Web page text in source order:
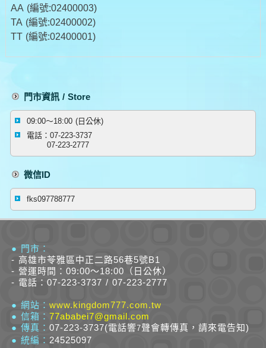
門市資訊 / Store
09:00～18:00 (日公休)
電話：07-223-3737
07-223-2777
微信ID
fks097788777
AA (編號:02400003)
TA (編號:02400002)
TT (編號:02400001)
● 門市：
- 高雄市苓雅區中正二路56巷5號B1
- 營運時間：09:00～18:00（日公休）
- 電話：07-223-3737 / 07-223-2777
● 網站： www.kingdom777.com.tw
● 信箱： 77ababei7@gmail.com
● 傳真： 07-223-3737(電話響7聲會轉傳真，請來電告知)
● 統編： 24525097